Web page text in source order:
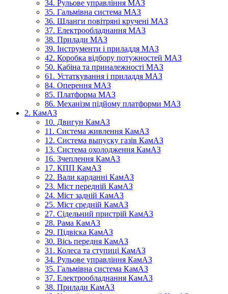
34. Рульове управління МАЗ
35. Гальмівна система МАЗ
36. Шланги повітряні кручені МАЗ
37. Електрообладнання МАЗ
38. Прилади МАЗ
39. Інструменти і приладдя МАЗ
42. Коробка відбору потужностей МАЗ
50. Кабіна та приналежності МАЗ
61. Устаткування і приладдя МАЗ
84. Оперення МАЗ
85. Платформа МАЗ
86. Механізм підйому платформи МАЗ
2. КамАЗ
10. Двигун КамАЗ
11. Система живлення КамАЗ
12. Система выпуску газів КамАЗ
13. Система охолодження КамАЗ
16. Зчеплення КамАЗ
17. КПП КамАЗ
22. Вали карданні КамАЗ
23. Міст передній КамАЗ
24. Міст задній КамАЗ
25. Міст средній КамАЗ
27. Сідельний пристрій КамАЗ
28. Рама КамАЗ
29. Підвіска КамАЗ
30. Вісь передня КамАЗ
31. Колеса та ступиці КамАЗ
34. Рульове управління КамАЗ
35. Гальмівна система КамАЗ
37. Електрообладнання КамАЗ
38. Прилади КамАЗ